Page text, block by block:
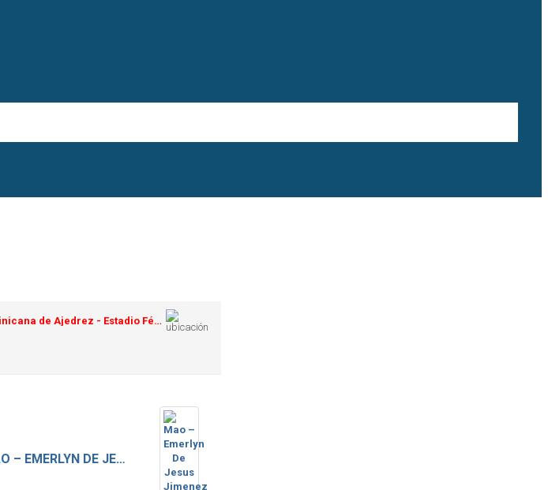
Federación Dominicana de Ajedrez - Estadio Félix Sánchez
MAO – EMERLYN DE JESUS JIMENEZ BONILLA